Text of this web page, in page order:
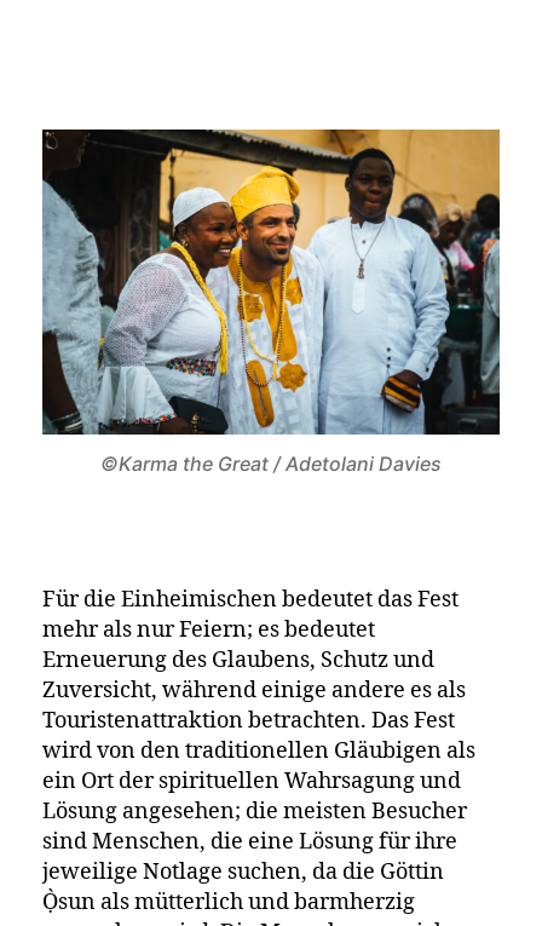
©Karma the Great / Adetolani Davies
Für die Einheimischen bedeutet das Fest
mehr als nur Feiern; es bedeutet
Erneuerung des Glaubens, Schutz und
Zuversicht, während einige andere es als
Touristenattraktion betrachten. Das Fest
wird von den traditionellen Gläubigen als
ein Ort der spirituellen Wahrsagung und
Lösung angesehen; die meisten Besucher
sind Menschen, die eine Lösung für ihre
jeweilige Notlage suchen, da die Göttin
Ọ̀sun als mütterlich und barmherzig